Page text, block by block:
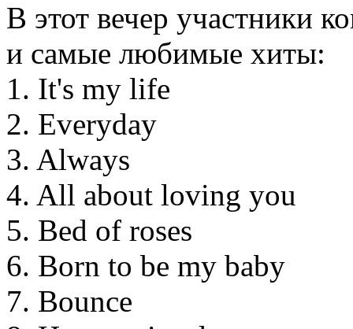
В этот вечер участники
и самые любимые хиты:
1. It's my life
2. Everyday
3. Always
4. All about loving you
5. Bed of roses
6. Born to be my baby
7. Bounce